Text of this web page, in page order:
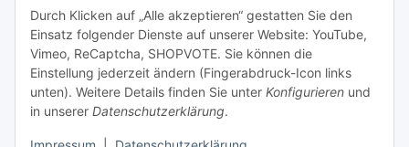
Durch Klicken auf „Alle akzeptieren“ gestatten Sie den
Einsatz folgender Dienste auf unserer Website: YouTube,
Vimeo, ReCaptcha, SHOPVOTE. Sie können die
Einstellung jederzeit ändern (Fingerabdruck-Icon links
unten). Weitere Details finden Sie unter Konfigurieren und
in unserer Datenschutzerklärung.